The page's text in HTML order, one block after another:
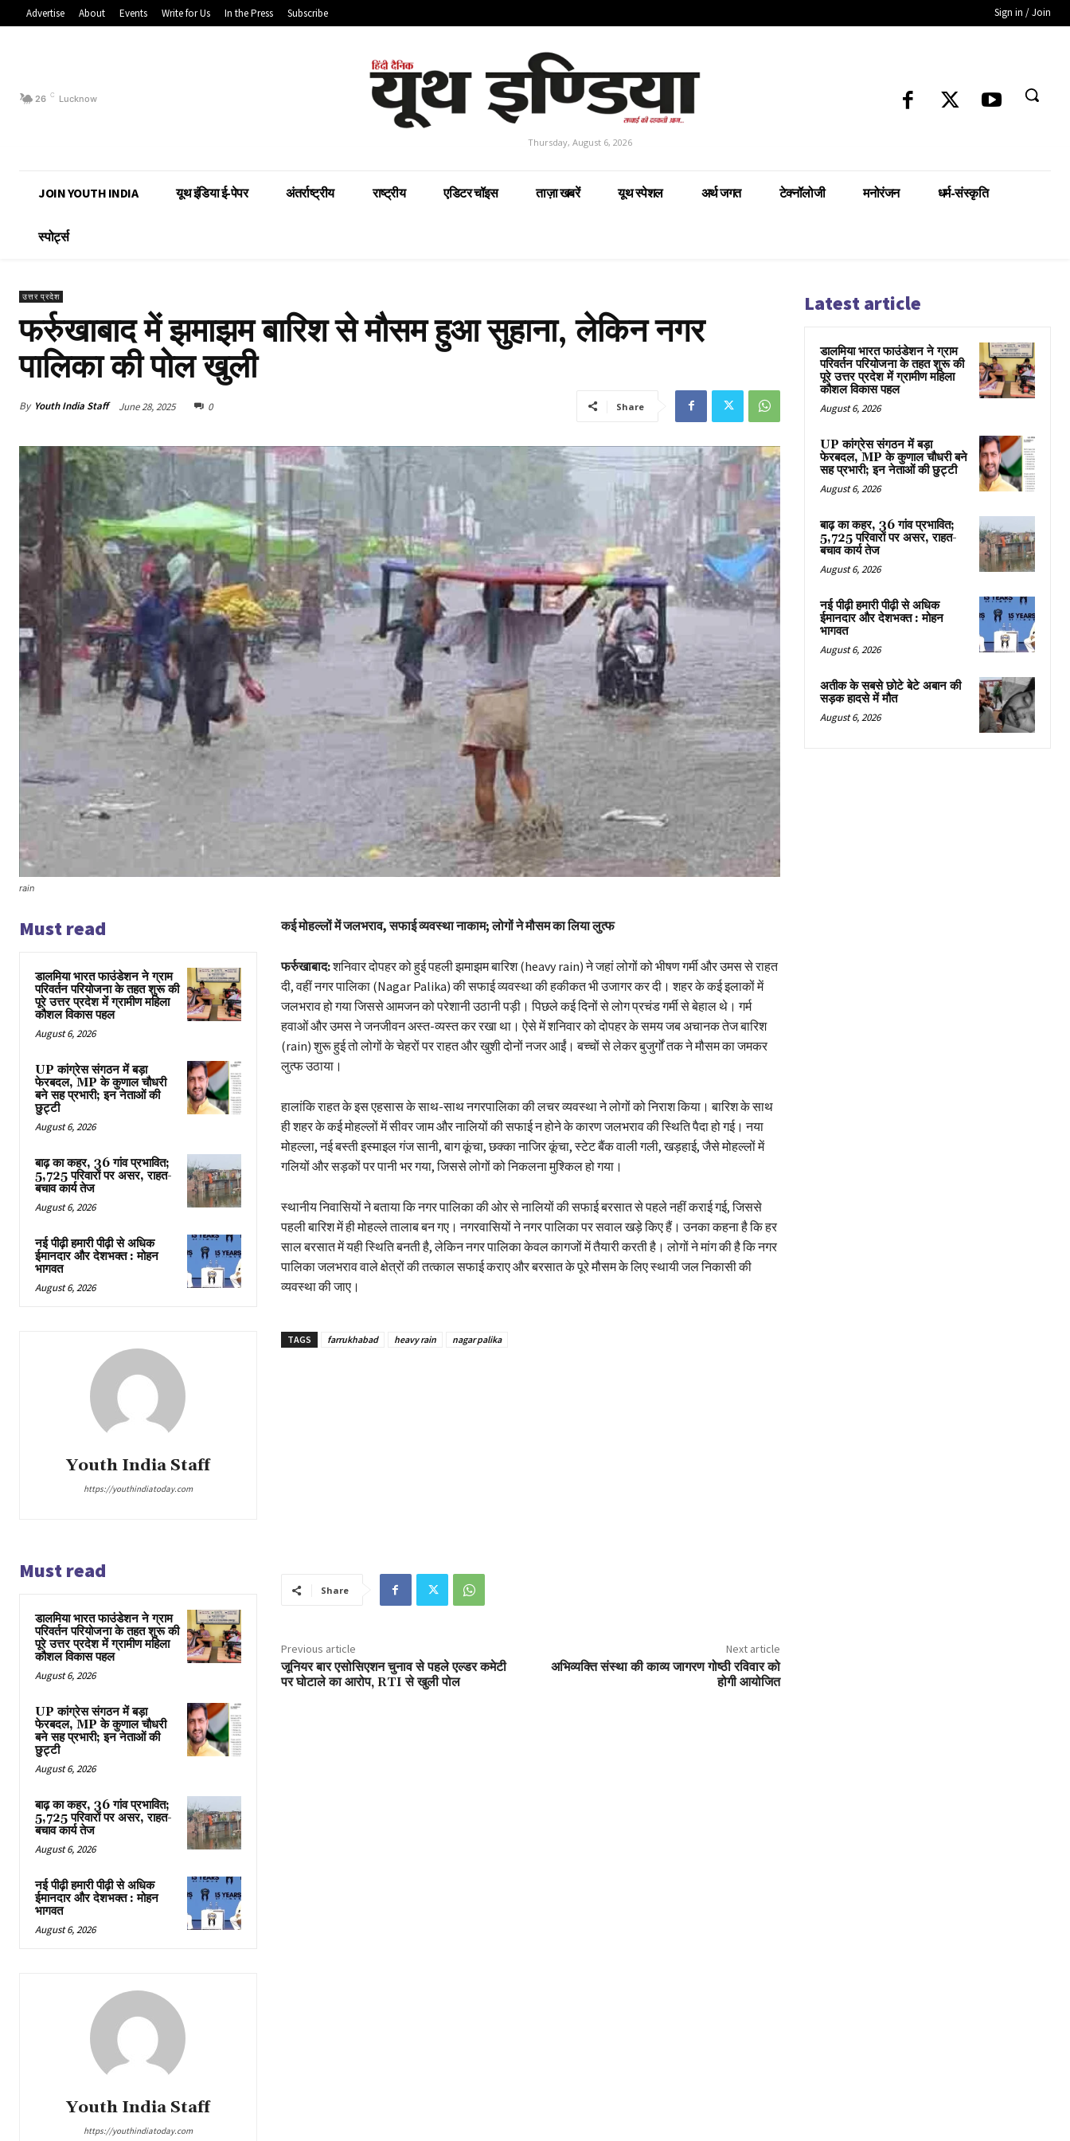
Advertise About Events Write for Us In the Press Subscribe Sign in / Join
26 C Lucknow
Thursday, August 6, 2026
JOIN YOUTH INDIA यूथ इंडिया ई-पेपर अंतर्राष्ट्रीय राष्ट्रीय एडिटर चॉइस ताज़ा खबरें यूथ स्पेशल अर्थ जगत टेक्नॉलोजी मनोरंजन धर्म-संस्कृति
स्पोर्ट्स
उत्तर प्रदेश
फर्रुखाबाद में झमाझम बारिश से मौसम हुआ सुहाना, लेकिन नगर
पालिका की पोल खुली
By Youth India Staff June 28, 2025 0 Share
rain
Must read
डालमिया भारत फाउंडेशन ने ग्राम
परिवर्तन परियोजना के तहत शुरू की
पूरे उत्तर प्रदेश में ग्रामीण महिला
कौशल विकास पहल
August 6, 2026
UP कांग्रेस संगठन में बड़ा
फेरबदल, MP के कुणाल चौधरी
बने सह प्रभारी; इन नेताओं की
छुट्टी
August 6, 2026
बाढ़ का कहर, 36 गांव प्रभावित;
5,725 परिवारों पर असर, राहत-
बचाव कार्य तेज
August 6, 2026
नई पीढ़ी हमारी पीढ़ी से अधिक
ईमानदार और देशभक्त : मोहन
भागवत
August 6, 2026
Youth India Staff
https://youthindiatoday.com
कई मोहल्लों में जलभराव, सफाई व्यवस्था नाकाम; लोगों ने मौसम का लिया लुत्फ
फर्रुखाबाद:शनिवार दोपहर को हुई पहली झमाझम बारिश (heavy rain) ने जहां लोगों को भीषण गर्मी और उमस से राहत
दी, वहीं नगर पालिका (Nagar Palika) की सफाई व्यवस्था की हकीकत भी उजागर कर दी। शहर के कई इलाकों में
जलभराव हो गया जिससे आमजन को परेशानी उठानी पड़ी। पिछले कई दिनों से लोग प्रचंड गर्मी से बेहाल थे। गर्म
हवाओं और उमस ने जनजीवन अस्त-व्यस्त कर रखा था। ऐसे में शनिवार को दोपहर के समय जब अचानक तेज बारिश
(rain) शुरू हुई तो लोगों के चेहरों पर राहत और खुशी दोनों नजर आईं। बच्चों से लेकर बुजुर्गों तक ने मौसम का जमकर
लुत्फ उठाया।
हालांकि राहत के इस एहसास के साथ-साथ नगरपालिका की लचर व्यवस्था ने लोगों को निराश किया। बारिश के साथ
ही शहर के कई मोहल्लों में सीवर जाम और नालियों की सफाई न होने के कारण जलभराव की स्थिति पैदा हो गई। नया
मोहल्ला, नई बस्ती इस्माइल गंज सानी, बाग कूंचा, छक्का नाजिर कूंचा, स्टेट बैंक वाली गली, खड़हाई, जैसे मोहल्लों में
गलियों और सड़कों पर पानी भर गया, जिससे लोगों को निकलना मुश्किल हो गया।
स्थानीय निवासियों ने बताया कि नगर पालिका की ओर से नालियों की सफाई बरसात से पहले नहीं कराई गई, जिससे
पहली बारिश में ही मोहल्ले तालाब बन गए। नगरवासियों ने नगर पालिका पर सवाल खड़े किए हैं। उनका कहना है कि हर
साल बरसात में यही स्थिति बनती है, लेकिन नगर पालिका केवल कागजों में तैयारी करती है। लोगों ने मांग की है कि नगर
पालिका जलभराव वाले क्षेत्रों की तत्काल सफाई कराए और बरसात के पूरे मौसम के लिए स्थायी जल निकासी की
व्यवस्था की जाए।
TAGS farrukhabad heavy rain nagar palika
Must read
डालमिया भारत फाउंडेशन ने ग्राम
परिवर्तन परियोजना के तहत शुरू की
पूरे उत्तर प्रदेश में ग्रामीण महिला
कौशल विकास पहल
August 6, 2026
UP कांग्रेस संगठन में बड़ा
फेरबदल, MP के कुणाल चौधरी
बने सह प्रभारी; इन नेताओं की
छुट्टी
August 6, 2026
बाढ़ का कहर, 36 गांव प्रभावित;
5,725 परिवारों पर असर, राहत-
बचाव कार्य तेज
August 6, 2026
नई पीढ़ी हमारी पीढ़ी से अधिक
ईमानदार और देशभक्त : मोहन
भागवत
August 6, 2026
Youth India Staff
https://youthindiatoday.com
Share
Previous article
जूनियर बार एसोसिएशन चुनाव से पहले एल्डर कमेटी
पर घोटाले का आरोप, RTI से खुली पोल
Next article
अभिव्यक्ति संस्था की काव्य जागरण गोष्ठी रविवार को
होगी आयोजित
Latest article
डालमिया भारत फाउंडेशन ने ग्राम
परिवर्तन परियोजना के तहत शुरू की
पूरे उत्तर प्रदेश में ग्रामीण महिला
कौशल विकास पहल
August 6, 2026
UP कांग्रेस संगठन में बड़ा
फेरबदल, MP के कुणाल चौधरी बने
सह प्रभारी; इन नेताओं की छुट्टी
August 6, 2026
बाढ़ का कहर, 36 गांव प्रभावित;
5,725 परिवारों पर असर, राहत-
बचाव कार्य तेज
August 6, 2026
नई पीढ़ी हमारी पीढ़ी से अधिक
ईमानदार और देशभक्त : मोहन
भागवत
August 6, 2026
अतीक के सबसे छोटे बेटे अबान की
सड़क हादसे में मौत
August 6, 2026